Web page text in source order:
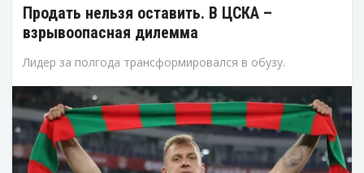
Продать нельзя оставить. В ЦСКА –
взрывоопасная дилемма
Лидер за полгода трансформировался в обузу.